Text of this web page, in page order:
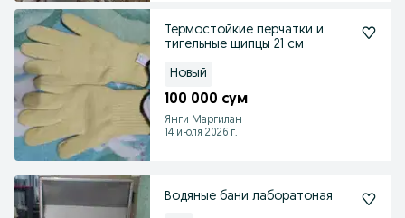
Термостойкие перчатки и
тигельные щипцы 21 см
Новый
100 000 сум
Янги Маргилан
14 июля 2026 г.
Водяные бани лаборатоная